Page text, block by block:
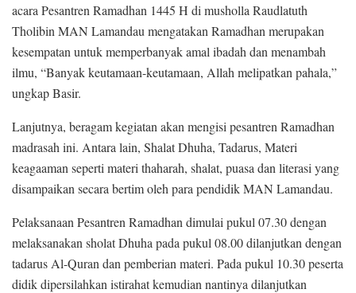
acara Pesantren Ramadhan 1445 H di musholla Raudlatuth
Tholibin MAN Lamandau mengatakan Ramadhan merupakan
kesempatan untuk memperbanyak amal ibadah dan menambah
ilmu, “Banyak keutamaan-keutamaan, Allah melipatkan pahala,”
ungkap Basir.
Lanjutnya, beragam kegiatan akan mengisi pesantren Ramadhan
madrasah ini. Antara lain, Shalat Dhuha, Tadarus, Materi
keagaaman seperti materi thaharah, shalat, puasa dan literasi yang
disampaikan secara bertim oleh para pendidik MAN Lamandau.
Pelaksanaan Pesantren Ramadhan dimulai pukul 07.30 dengan
melaksanakan sholat Dhuha pada pukul 08.00 dilanjutkan dengan
tadarus Al-Quran dan pemberian materi. Pada pukul 10.30 peserta
didik dipersilahkan istirahat kemudian nantinya dilanjutkan